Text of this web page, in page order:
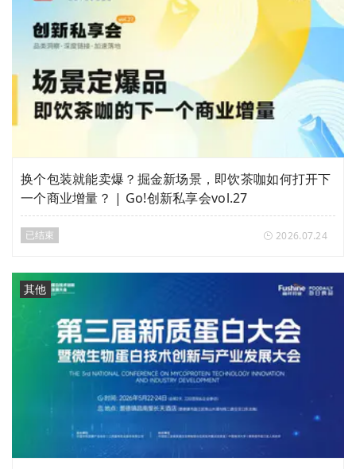
换个包装就能卖爆？掘金新场景，即饮茶咖如何打开下
一个商业增量？ | Go!创新私享会vol.27
已结束 2026.07.24
其他